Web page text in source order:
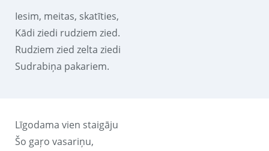
Iesim, meitas, skatīties,
Kādi ziedi rudziem zied.
Rudziem zied zelta ziedi
Sudrabiņa pakariem.
Līgodama vien staigāju
Šo gaŗo vasariņu,